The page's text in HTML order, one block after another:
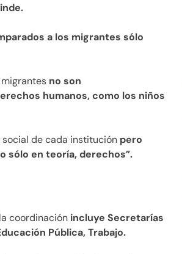
a los migrantes sólo
no son
humanos, como los niños
social de cada institución pero
sólo en teoría, derechos”.
coordinación incluye Secretarías
Pública, Trabajo.